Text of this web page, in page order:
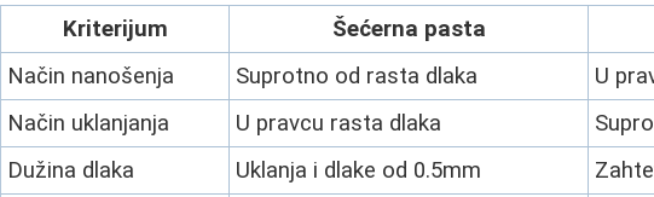
Kriterijum Šećerna pasta
Način nanošenja
Suprotno od rasta dlaka
U
Način uklanjanja
U pravcu rasta dlaka
Dužina dlaka
Uklanja i dlake od 0.5mm